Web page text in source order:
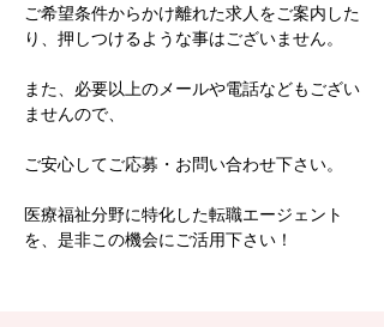
ご希望条件からかけ離れた求人をご案内した
り、押しつけるような事はございません。
また、必要以上のメールや電話などもござい
ませんので、
ご安心してご応募・お問い合わせ下さい。
医療福祉分野に特化した転職エージェント
を、是非この機会にご活用下さい！